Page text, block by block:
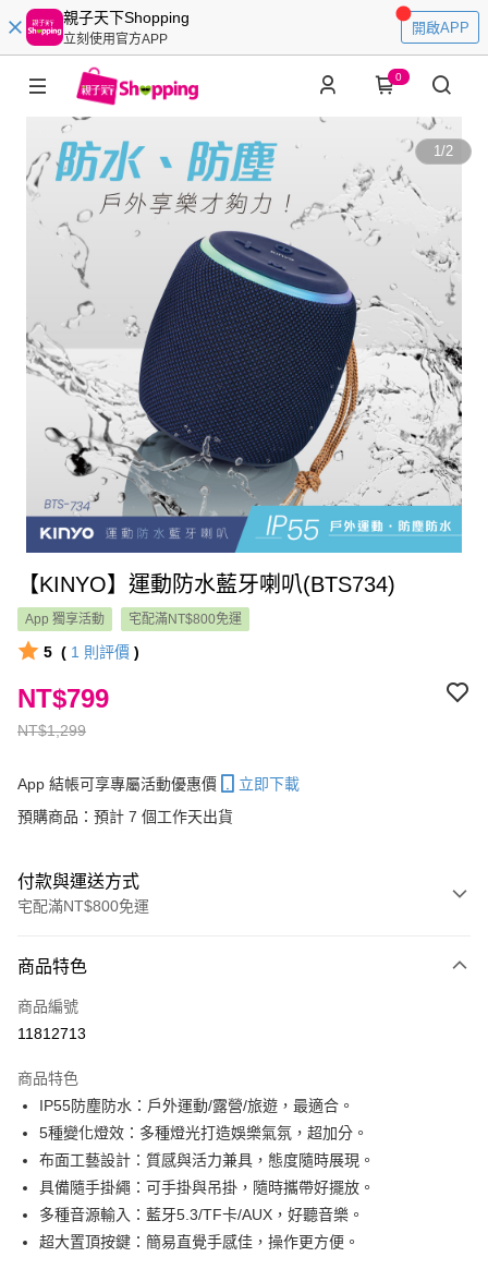
親子天下Shopping
立刻使用官方APP
開啟APP
0
1/2
【KINYO】運動防水藍牙喇叭(BTS734)
App 獨享活動 宅配滿NT$800免運
5 ( 1 則評價 )
NT$1,299
NT$799
App 結帳可享專屬活動優惠價
立即下載
預購商品：預計 7 個工作天出貨
付款與運送方式
宅配滿NT$800免運
信用卡一次付款
LINE Pay
大哥付你分期
相關說明
【大哥付你分期使用說明】
1.本服務由台灣大哥大提供，台灣大哥大用戶可立即使用無須另外申請。
2.付款方式選擇「大哥付你分期」，訂單成立後會自動跳轉到大哥付的交易
流程，驗證手機門號後，選擇欲分期的期數、繳款截止日，確認付款後即完
3.實際核准額度、可分期數及費用金額請依後續交易確認頁面所載為準。
AFTEE先享後付
相關說明
【關於「AFTEE先享後付」】
AFTEE先享後付是「在收到商品之後才付款」的支付方式。 讓您購物簡單
ATM付款
商品特色
商品編號
11812713
商品特色
IP55防塵防水：戶外運動/露營/旅遊，最適合。
5種變化燈效：多種燈光打造娛樂氣氛，超加分。
布面工藝設計：質感與活力兼具，態度隨時展現。
具備隨手掛繩：可手掛與吊掛，隨時攜帶好擺放。
多種音源輸入：藍牙5.3/TF卡/AUX，好聽音樂。
超大置頂按鍵：簡易直覺手感佳，操作更方便。